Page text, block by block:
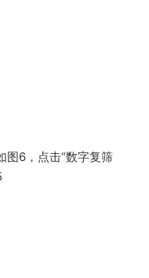
图6，点击“数字复筛